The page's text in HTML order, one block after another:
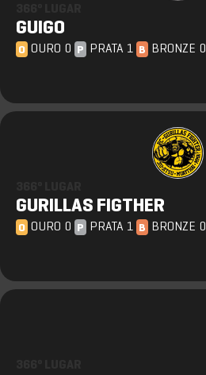
GUIGO
O OURO 0 P PRATA 1 B BRONZE 0
GURILLAS FIGTHER
O OURO 0 P PRATA 1 B BRONZE 0